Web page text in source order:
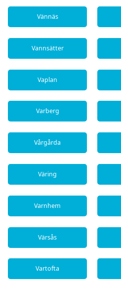
Vännäs
Vannsätter
Vaplan
Varberg
Vårgårda
Väring
Varnhem
Värsås
Vartofta